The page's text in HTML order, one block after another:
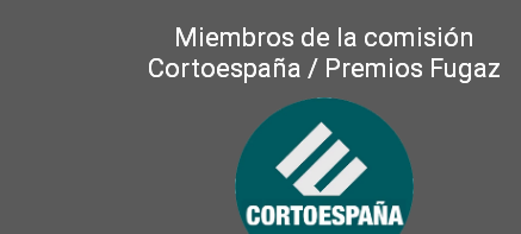
Miembros de la comisión
Cortoespaña / Premios Fugaz